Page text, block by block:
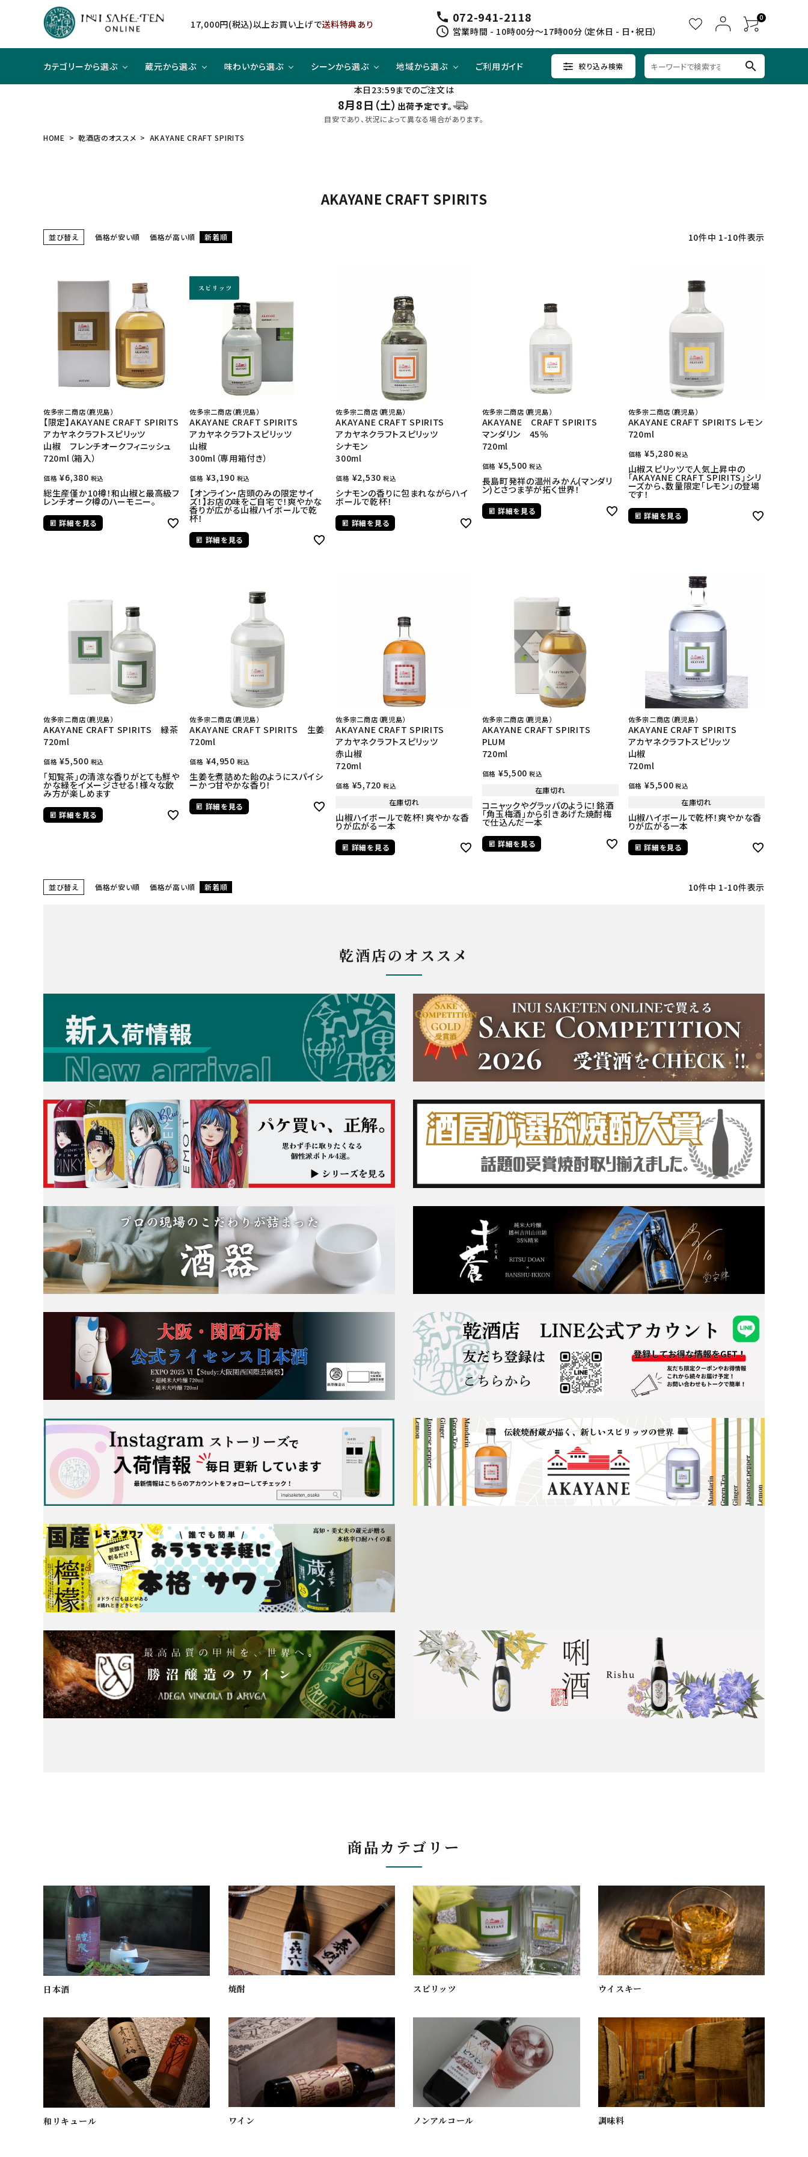
17,000円(税込)以上お買い上げで送料特典あり call 072-941-2118
schedule 営業時間 - 10時00分～17時00分（定休日 - 日・祝日）
0
カテゴリーから選ぶ
スピリッツ
蔵元から選ぶ
スピリッツ
味わいから選ぶ
旨口×ジューシー
シーンから選ぶ
晩酌酒として
地域から選ぶ
関東
ご利用ガイド 絞り込み検索 search
本日23:59までのご注文は
8月8日（土） 出荷予定です。
目安であり、状況によって異なる場合があります。
HOME
乾酒店のオススメ AKAYANE CRAFT SPIRITS
AKAYANE CRAFT SPIRITS
並び替え 価格が安い順 価格が高い順 新着順 10件中 1-10件表示
佐多宗二商店（鹿児島）
【限定】AKAYANE CRAFT SPIRITS
アカヤネクラフトスピリッツ
山椒 フレンチオークフィニッシュ
720ml（箱入）
価格 ¥6,380 税込
総生産僅か10樽！和山椒と最高級フ
レンチオーク樽のハーモニー。
詳細を見る
佐多宗二商店（鹿児島）
AKAYANE CRAFT SPIRITS
アカヤネクラフトスピリッツ
山椒
300ml（専用箱付き）
価格 ¥3,190 税込
【オンライン・店頭のみの限定サイ
ズ！】お店の味をご自宅で！爽やかな
香りが広がる山椒ハイボールで乾
杯！
詳細を見る
佐多宗二商店（鹿児島）
AKAYANE CRAFT SPIRITS
アカヤネクラフトスピリッツ
シナモン
300ml
価格 ¥2,530 税込
シナモンの香りに包まれながらハイ
ボールで乾杯！
詳細を見る
佐多宗二商店（鹿児島）
AKAYANE CRAFT SPIRITS
マンダリン 45％
720ml
価格 ¥5,500 税込
長島町発祥の温州みかん(マンダリ
ン)とさつま芋が拓く世界！
詳細を見る
佐多宗二商店（鹿児島）
AKAYANE CRAFT SPIRITS レモン
720ml
価格 ¥5,280 税込
山椒スピリッツで人気上昇中の
「AKAYANE CRAFT SPIRITS」シリ
ーズから、数量限定「レモン」の登場
です！
詳細を見る
佐多宗二商店（鹿児島）
AKAYANE CRAFT SPIRITS 緑茶
720ml
価格 ¥5,500 税込
「知覧茶」の清涼な香りがとても鮮や
かな緑をイメージさせる！様々な飲
み方が楽しめます
詳細を見る
佐多宗二商店（鹿児島）
AKAYANE CRAFT SPIRITS 生姜
720ml
価格 ¥4,950 税込
生姜を煮詰めた飴のようにスパイシ
ーかつ甘やかな香り！
詳細を見る
佐多宗二商店（鹿児島）
AKAYANE CRAFT SPIRITS
アカヤネクラフトスピリッツ
赤山椒
720ml
価格 ¥5,720 税込
在庫切れ
山椒ハイボールで乾杯！爽やかな香
りが広がる一本
詳細を見る
佐多宗二商店（鹿児島）
AKAYANE CRAFT SPIRITS
PLUM
720ml
価格 ¥5,500 税込
在庫切れ
コニャックやグラッパのように！銘酒
「角玉梅酒」から引きあげた焼酎梅
で仕込んだ一本
詳細を見る
佐多宗二商店（鹿児島）
AKAYANE CRAFT SPIRITS
アカヤネクラフトスピリッツ
山椒
720ml
価格 ¥5,500 税込
在庫切れ
山椒ハイボールで乾杯！爽やかな香
りが広がる一本
詳細を見る
並び替え 価格が安い順 価格が高い順 新着順 10件中 1-10件表示
乾酒店のオススメ
商品カテゴリー
日本酒 焼酎 スピリッツ ウイスキー
和リキュール ワイン ノンアルコール 調味料